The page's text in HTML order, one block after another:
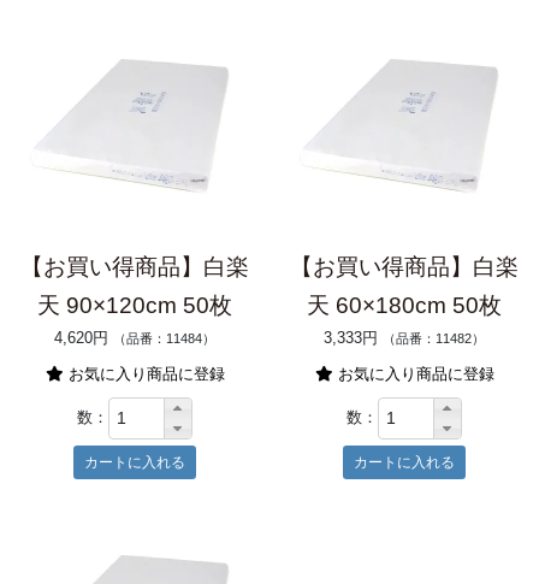
【お買い得商品】白楽
天 90×120cm 50枚
4,620円 （品番：11484）
お気に入り商品に登録
数：
【お買い得商品】白楽
天 60×180cm 50枚
3,333円 （品番：11482）
お気に入り商品に登録
数：